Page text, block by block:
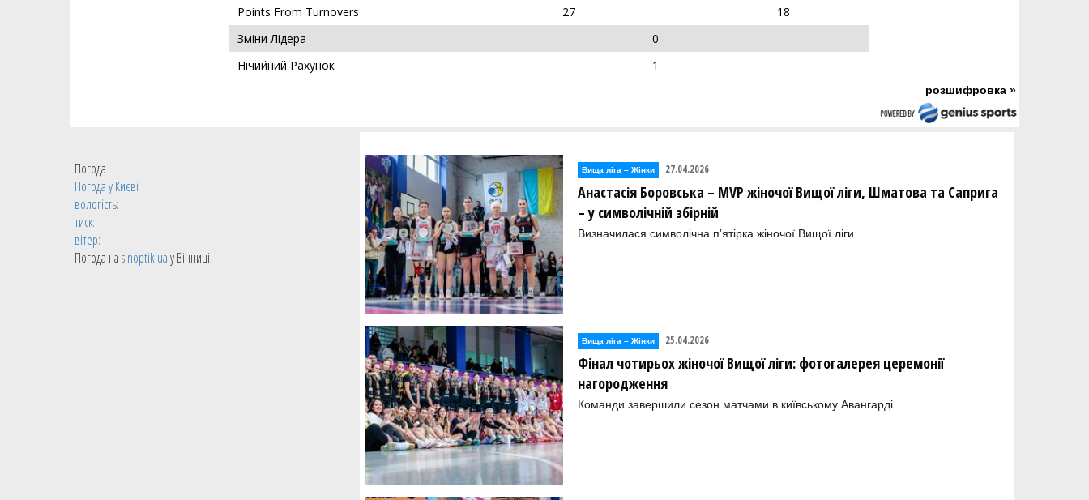
Points From Turnovers
27
18
Зміни Лідера
0
Нічийний Рахунок
1
розшифровка »
Погода
Погода уКиєві
вологість:
тиск:
вітер:
Погода наsinoptik.uaу Вінниці
Вища лiга – Жiнки 27.04.2026
Анастасія Боровська – MVP жіночої Вищої ліги, Шматова та Саприга
– у символічній збірній
Визначилася символічна пʼятірка жіночої Вищої ліги
Вища лiга – Жiнки 25.04.2026
Фінал чотирьох жіночої Вищої ліги: фотогалерея церемонії
нагородження
Команди завершили сезон матчами в київському Авангарді